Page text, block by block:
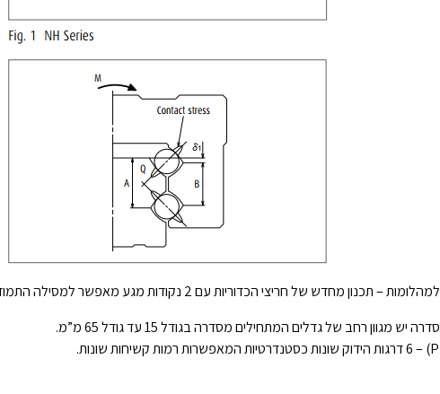
מחדש של חריצי הכדוריות עם 2 נקודות מגע מאפשר למסילה התמודדות מצוינת עם מהלומות עומס.
יש מגוון רחב של גדלים המתחילים מסדרה בגודל 15 עד גודל 65 מ”מ.